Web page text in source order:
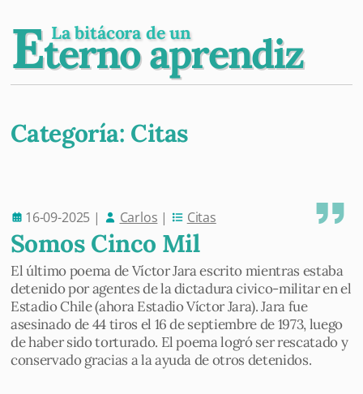
Eterno aprendiz
La bitácora de un
Categoría: Citas
Post navigation
16-09-2025 | Carlos | Citas
Somos Cinco Mil
El último poema de Víctor Jara escrito mientras estaba
detenido por agentes de la dictadura civico-militar en el
Estadio Chile (ahora Estadio Víctor Jara). Jara fue
asesinado de 44 tiros el 16 de septiembre de 1973, luego
de haber sido torturado. El poema logró ser rescatado y
conservado gracias a la ayuda de otros detenidos.